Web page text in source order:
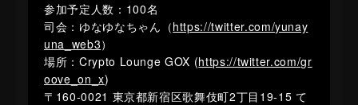
参加予定人数：100名
司会：ゆなゆなちゃん（https://twitter.com/yunay
una_web3）
場所：Crypto Lounge GOX (https://twitter.com/gr
oove_on_x)
〒160-0021 東京都新宿区歌舞伎町2丁目19-15 て